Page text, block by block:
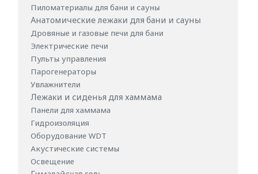
Пиломатериалы для бани и сауны
Анатомические лежаки для бани и сауны
Дровяные и газовые печи для бани
Электрические печи
Пульты управления
Парогенераторы
Увлажнители
Лежаки и сиденья для хаммама
Панели для хаммама
Гидроизоляция
Оборудование WDT
Акустические системы
Освещение